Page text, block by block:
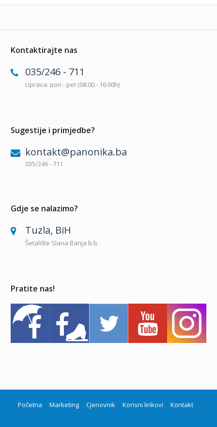
Kontaktirajte nas
035/246 - 711
Uprava: pon - pet (08:00 - 16:00h)
Sugestije i primjedbe?
kontakt@panonika.ba
035/246 - 711
Gdje se nalazimo?
Tuzla, BiH
Šetalište Slana Banja b.b.
Pratite nas!
Početna Marketing Cjenovnik Korisni linkovi Kontakt